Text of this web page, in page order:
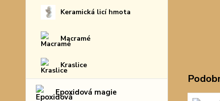
Keramická licí hmota
Macramé
Kraslice
Epoxidová magie